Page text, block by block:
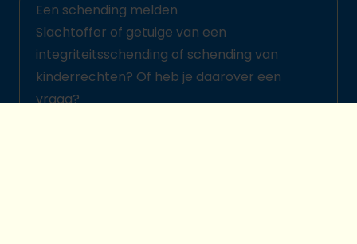
Een schending melden
Slachtoffer of getuige van een
integriteitsschending of schending van
kinderrechten? Of heb je daarover een
vraag?